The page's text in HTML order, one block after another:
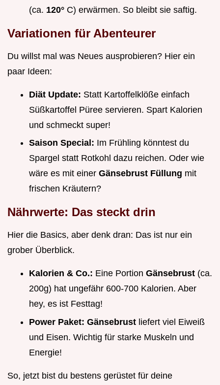
(ca. 120° C) erwärmen. So bleibt sie saftig.
Variationen für Abenteurer
Du willst mal was Neues ausprobieren? Hier ein
paar Ideen:
Diät Update: Statt Kartoffelklöße einfach
Süßkartoffel Püree servieren. Spart Kalorien
und schmeckt super!
Saison Special: Im Frühling könntest du
Spargel statt Rotkohl dazu reichen. Oder wie
wäre es mit einer Gänsebrust Füllung mit
frischen Kräutern?
Nährwerte: Das steckt drin
Hier die Basics, aber denk dran: Das ist nur ein
grober Überblick.
Kalorien & Co.: Eine Portion Gänsebrust (ca.
200g) hat ungefähr 600-700 Kalorien. Aber
hey, es ist Festtag!
Power Paket: Gänsebrust liefert viel Eiweiß
und Eisen. Wichtig für starke Muskeln und
Energie!
So, jetzt bist du bestens gerüstet für deine